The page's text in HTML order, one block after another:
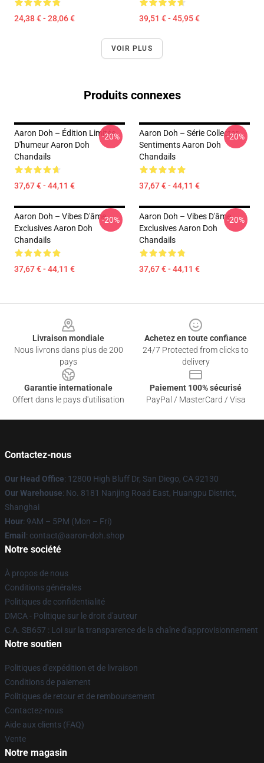
24,38 € - 28,06 € 39,51 € - 45,95 €
VOIR PLUS
Produits connexes
Aaron Doh – Édition Limitée
D'humeur Aaron Doh
Chandails
37,67 € - 44,11 €
-20%
Aaron Doh – Série Collector-
Sentiments Aaron Doh
Chandails
37,67 € - 44,11 €
-20%
Aaron Doh – Vibes D'âme
Exclusives Aaron Doh
Chandails
37,67 € - 44,11 €
-20%
Aaron Doh – Vibes D'âme
Exclusives Aaron Doh
Chandails
37,67 € - 44,11 €
-20%
Livraison mondiale
Nous livrons dans plus de 200
pays
Achetez en toute confiance
24/7 Protected from clicks to
delivery
Garantie internationale
Offert dans le pays d'utilisation
Paiement 100% sécurisé
PayPal / MasterCard / Visa
Contactez-nous
Our Head Office: 12800 High Bluff Dr, San Diego, CA 92130
Our Warehouse: No. 8181 Nanjing Road East, Huangpu District,
Shanghai
Hour: 9AM – 5PM (Mon – Fri)
Email : contact@aaron-doh.shop
Notre société
À propos de nous
Conditions générales
Politiques de confidentialité
DMCA - Politique sur le droit d'auteur
C.A. SB657 : Loi sur la transparence de la chaîne d'approvisionnement
Notre soutien
Politiques d'expédition et de livraison
Conditions de paiement
Politiques de retour et de remboursement
Contactez-nous
Aide aux clients (FAQ)
Vente
Notre magasin